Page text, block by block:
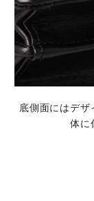
底側面にはデザ
体に